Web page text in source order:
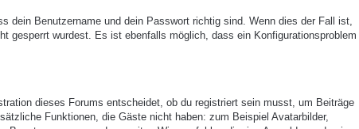
dein Benutzername und dein Passwort richtig sind. Wenn dies der Fall ist,
gesperrt wurdest. Es ist ebenfalls möglich, dass ein Konfigurationsproblem
dieses Forums entscheidet, ob du registriert sein musst, um Beiträge
Funktionen, die Gäste nicht haben: zum Beispiel Avatarbilder,